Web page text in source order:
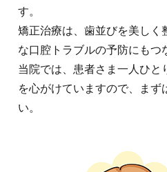
す。
矯正治療は、歯並びを美しく
な口腔トラブルの予防にもつ
当院では、患者さま一人ひと
を心がけていますので、まず
い。